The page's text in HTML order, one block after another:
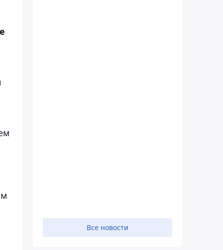
Все новости